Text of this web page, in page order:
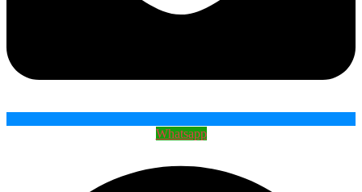
Whatsapp